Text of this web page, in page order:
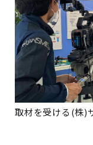
取材を受ける(株)